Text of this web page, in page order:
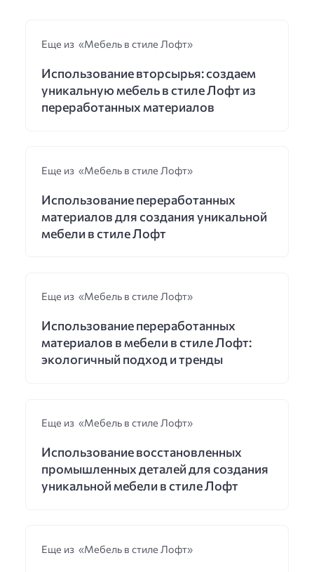
Еще из «Мебель в стиле Лофт»
Использование вторсырья: создаем
уникальную мебель в стиле Лофт из
переработанных материалов
Еще из «Мебель в стиле Лофт»
Использование переработанных
материалов для создания уникальной
мебели в стиле Лофт
Еще из «Мебель в стиле Лофт»
Использование переработанных
материалов в мебели в стиле Лофт:
экологичный подход и тренды
Еще из «Мебель в стиле Лофт»
Использование восстановленных
промышленных деталей для создания
уникальной мебели в стиле Лофт
Еще из «Мебель в стиле Лофт»